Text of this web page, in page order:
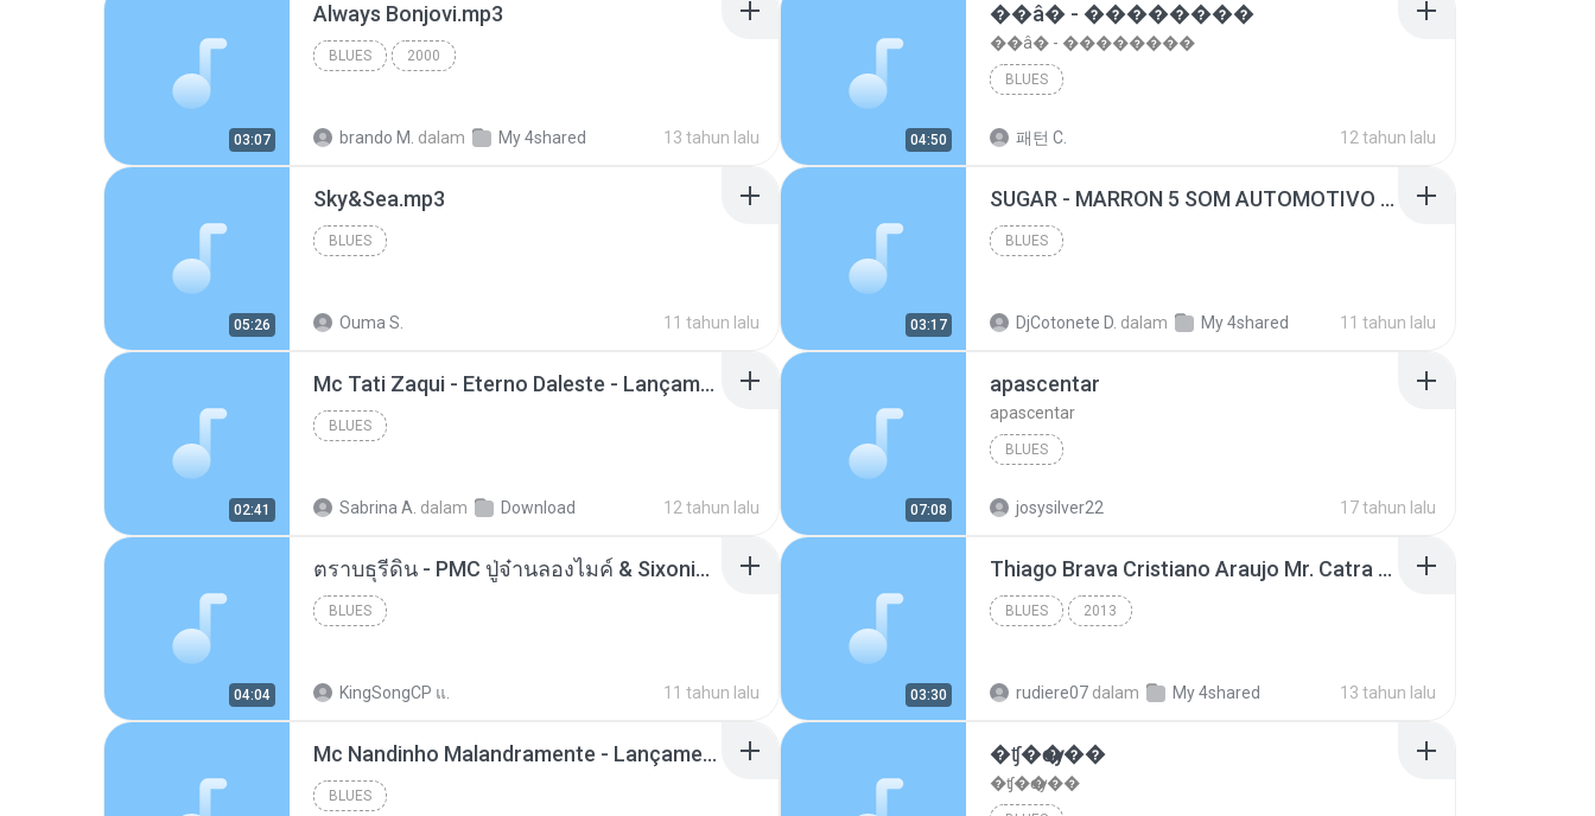
03:07
Always Bonjovi.mp3
BLUES 2000
brando M. dalam My 4shared 13 tahun lalu 04:50
��â� - ��������
��â� - ��������
BLUES
패턴 C. 12 tahun lalu
05:26
Sky&Sea.mp3
BLUES
Ouma S. 11 tahun lalu 03:17
SUGAR - MARRON 5 SOM AUTOMOTIVO (DJ COTONETE BHZ).mp3
BLUES
DjCotonete D. dalam My 4shared 11 tahun lalu
02:41
Mc Tati Zaqui - Eterno Daleste - Lançamento 2014.mp3
BLUES
Sabrina A. dalam Download 12 tahun lalu 07:08
apascentar
apascentar
BLUES
josysilver22 17 tahun lalu
04:04
ตราบธุรีดิน - PMC ปู่จ๋านลองไมค์ & Sixonine ( Cover Version ).mp3
BLUES
KingSongCP แ. 11 tahun lalu 03:30
Thiago Brava Cristiano Araujo Mr. Catra - Ta Soltinha.mp3
BLUES 2013
rudiere07 dalam My 4shared 13 tahun lalu
Mc Nandinho Malandramente - Lançamento 2016.mp3
BLUES
�ʧ�ѹ���
�ʧ�ѹ���